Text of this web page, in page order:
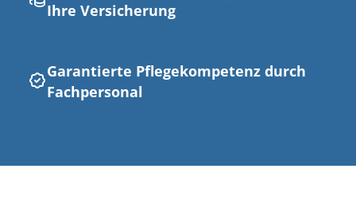
Ihre Versicherung
Garantierte Pflegekompetenz durch
Fachpersonal